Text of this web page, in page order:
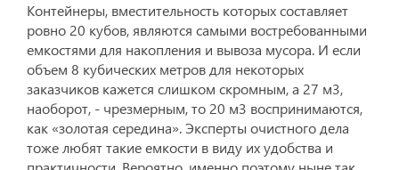
Контейнеры, вместительность которых составляет
ровно 20 кубов, являются самыми востребованными
емкостями для накопления и вывоза мусора. И если
объем 8 кубических метров для некоторых
заказчиков кажется слишком скромным, а 27 м3,
наоборот, - чрезмерным, то 20 м3 воспринимаются,
как «золотая середина». Эксперты очистного дела
тоже любят такие емкости в виду их удобства и